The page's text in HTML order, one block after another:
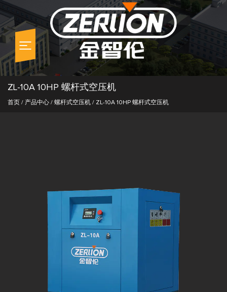
ZL-10A 10HP 螺杆式空压机
首页 / 产品中心 / 螺杆式空压机 / ZL-10A 10HP 螺杆式空压机